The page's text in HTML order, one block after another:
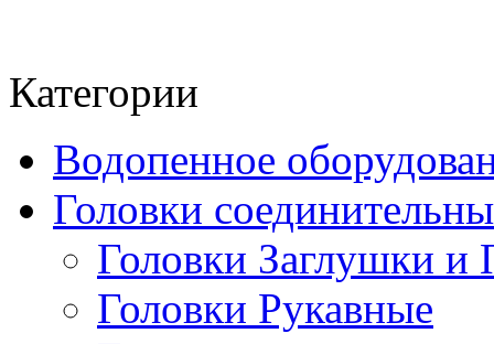
Категории
Водопенное
Головки
Головки Заглушки и
Головки Рукавные